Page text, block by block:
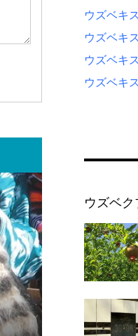
ウズベキ
ウズベキ
ウズベキ
ウズベキ
ウズベ